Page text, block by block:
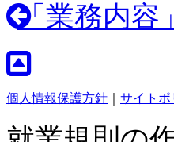
「業務内容
個人情報保護方針 サイトポ